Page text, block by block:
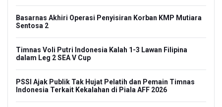
Basarnas Akhiri Operasi Penyisiran Korban KMP Mutiara
Sentosa 2
Timnas Voli Putri Indonesia Kalah 1-3 Lawan Filipina
dalam Leg 2 SEA V Cup
PSSI Ajak Publik Tak Hujat Pelatih dan Pemain Timnas
Indonesia Terkait Kekalahan di Piala AFF 2026